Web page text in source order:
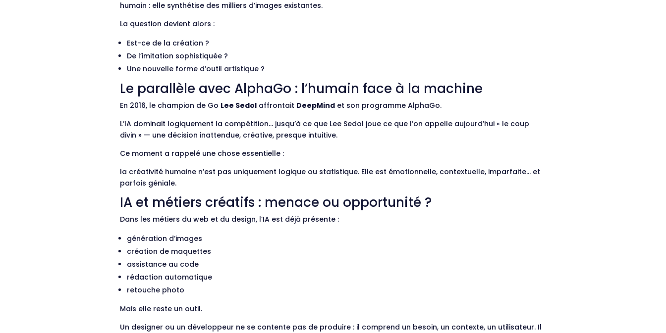
humain : elle synthétise des milliers d’images existantes.
La question devient alors :
Est-ce de la création ?
De l’imitation sophistiquée ?
Une nouvelle forme d’outil artistique ?
Le parallèle avec AlphaGo : l’humain face à la machine
En 2016, le champion de Go Lee Sedolaffrontait DeepMindet son programme AlphaGo.
L’IA dominait logiquement la compétition… jusqu’à ce que Lee Sedol joue ce que l’on appelle aujourd’hui « le coup
divin » — une décision inattendue, créative, presque intuitive.
Ce moment a rappelé une chose essentielle :
la créativité humaine n’est pas uniquement logique ou statistique. Elle est émotionnelle, contextuelle, imparfaite… et
parfois géniale.
IA et métiers créatifs : menace ou opportunité ?
Dans les métiers du web et du design, l’IA est déjà présente :
génération d’images
création de maquettes
assistance au code
rédaction automatique
retouche photo
Mais elle reste un outil.
Un designer ou un développeur ne se contente pas de produire : il comprend un besoin, un contexte, un utilisateur. Il